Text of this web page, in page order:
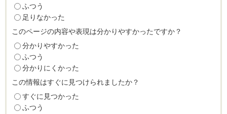
ふつう
足りなかった
このページの内容や表現は分かりやすかったですか？
分かりやすかった
ふつう
分かりにくかった
この情報はすぐに見つけられましたか？
すぐに見つかった
ふつう